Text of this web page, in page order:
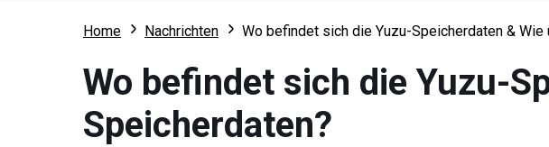
Home Nachrichten Wo befindet sich die Yuzu-Speicherdaten & Wie
Wo befindet sich die Yuzu-
Speicherdaten?